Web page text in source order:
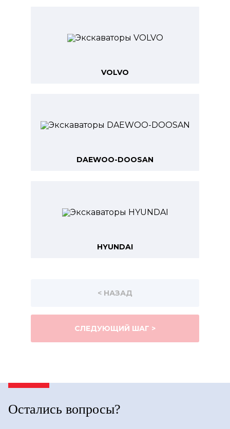
VOLVO
DAEWOO-DOOSAN
HYUNDAI
< НАЗАД
СЛЕДУЮЩИЙ ШАГ >
Остались вопросы?